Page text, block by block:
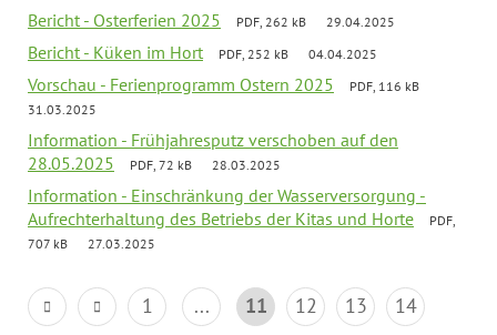
Bericht - Osterferien 2025 PDF, 262 kB 29.04.2025
Bericht - Küken im Hort PDF, 252 kB 04.04.2025
Vorschau - Ferienprogramm Ostern 2025
PDF, 116 kB
31.03.2025
Information - Frühjahresputz verschoben auf den
28.05.2025
PDF, 72 kB 28.03.2025
Information - Einschränkung der Wasserversorgung -
Aufrechterhaltung des Betriebs der Kitas und Horte
PDF,
707 kB
27.03.2025
1 ... 11 12 13
14